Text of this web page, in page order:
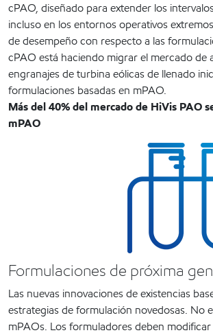
cPAO, diseñado para extender los
incluso en los entornos operativos
de desempeño con respecto a las
cPAO está haciendo migrar el mercado de
engranajes de turbina eólicas de llenado
formulaciones basadas en mPAO.
Más del 40% del mercado de HiVis PAO
mPAO
Formulaciones de próxima
Las nuevas innovaciones de existencias
estrategias de formulación novedosas. No
mPAOs. Los formuladores deben